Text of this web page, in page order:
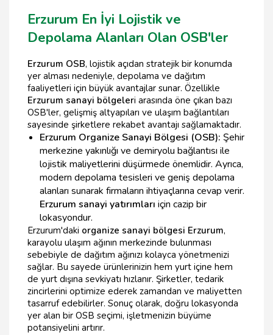
Erzurum En İyi Lojistik ve
Depolama Alanları Olan OSB'ler
Erzurum OSB, lojistik açıdan stratejik bir konumda
yer alması nedeniyle, depolama ve dağıtım
faaliyetleri için büyük avantajlar sunar. Özellikle
Erzurum sanayi bölgeleri arasında öne çıkan bazı
OSB'ler, gelişmiş altyapıları ve ulaşım bağlantıları
sayesinde şirketlere rekabet avantajı sağlamaktadır.
Erzurum Organize Sanayi Bölgesi (OSB): Şehir
merkezine yakınlığı ve demiryolu bağlantısı ile
lojistik maliyetlerini düşürmede önemlidir. Ayrıca,
modern depolama tesisleri ve geniş depolama
alanları sunarak firmaların ihtiyaçlarına cevap verir.
Erzurum sanayi yatırımları için cazip bir
lokasyondur.
Erzurum'daki organize sanayi bölgesi Erzurum,
karayolu ulaşım ağının merkezinde bulunması
sebebiyle de dağıtım ağınızı kolayca yönetmenizi
sağlar. Bu sayede ürünlerinizin hem yurt içine hem
de yurt dışına sevkiyatı hızlanır. Şirketler, tedarik
zincirlerini optimize ederek zamandan ve maliyetten
tasarruf edebilirler. Sonuç olarak, doğru lokasyonda
yer alan bir OSB seçimi, işletmenizin büyüme
potansiyelini artırır.